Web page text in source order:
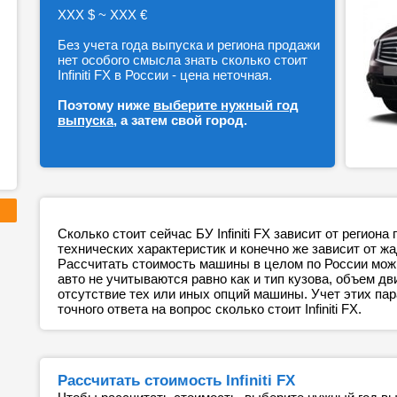
ХХХ $ ~ ХХХ €
Без учета года выпуска и региона продажи
нет особого смысла знать сколько стоит
Infiniti FX в России - цена неточная.
Поэтому ниже выберите нужный год
выпуска, а затем свой город.
Сколько стоит сейчас БУ Infiniti FX зависит от
технических характеристик и конечно же зависит от
Рассчитать стоимость машины в целом по России
авто не учитываются равно как и тип кузова, объем
отсутствие тех или иных опций машины. Учет этих
точного ответа на вопрос сколько стоит Infiniti FX.
Рассчитать стоимость Infiniti FX